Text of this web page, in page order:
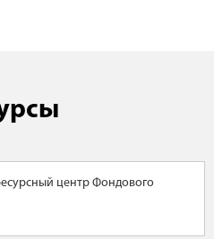
центр Фондового